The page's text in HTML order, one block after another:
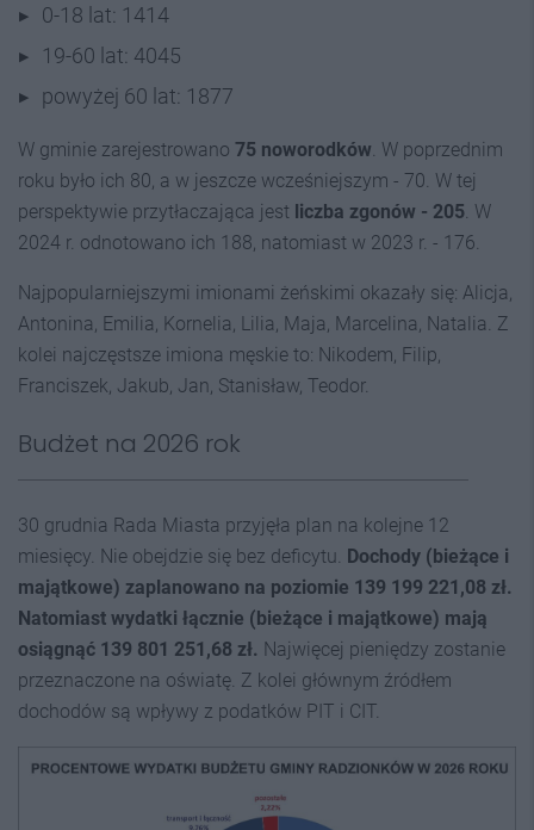
0-18 lat: 1414
19-60 lat: 4045
powyżej 60 lat: 1877
W gminie zarejestrowano 75 noworodków . W poprzednim
roku było ich 80, a w jeszcze wcześniejszym - 70. W tej
perspektywie przytłaczająca jest liczba zgonów - 205 . W
2024 r. odnotowano ich 188, natomiast w 2023 r. - 176.
Najpopularniejszymi imionami żeńskimi okazały się: Alicja,
Antonina, Emilia, Kornelia, Lilia, Maja, Marcelina, Natalia. Z
kolei najczęstsze imiona męskie to: Nikodem, Filip,
Franciszek, Jakub, Jan, Stanisław, Teodor.
Budżet na 2026 rok
30 grudnia Rada Miasta przyjęła plan na kolejne 12
miesięcy. Nie obejdzie się bez deficytu. Dochody (bieżące i
majątkowe) zaplanowano na poziomie 139 199 221,08 zł.
Natomiast wydatki łącznie (bieżące i majątkowe) mają
osiągnąć 139 801 251,68 zł. Najwięcej pieniędzy zostanie
przeznaczone na oświatę. Z kolei głównym źródłem
dochodów są wpływy z podatków PIT i CIT.